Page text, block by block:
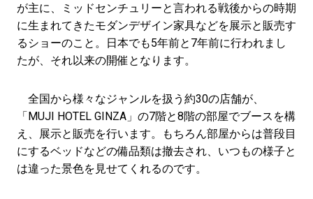
が主に、ミッドセンチュリーと言われる戦後からの時期
に生まれてきたモダンデザイン家具などを展示と販売す
るショーのこと。日本でも5年前と7年前に行われまし
たが、それ以来の開催となります。
全国から様々なジャンルを扱う約30の店舗が、
「MUJI HOTEL GINZA」の7階と8階の部屋でブースを構
え、展示と販売を行います。もちろん部屋からは普段目
にするベッドなどの備品類は撤去され、いつもの様子と
は違った景色を見せてくれるのです。